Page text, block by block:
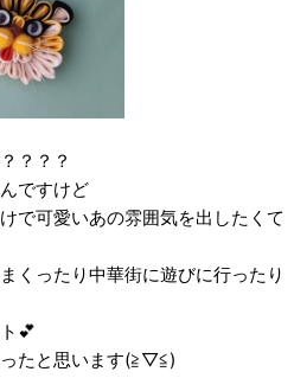
？？？
ですけど
で可愛いあの雰囲気を出したくて
くったり中華街に遊びに行ったり
💕
たと思います(≧▽≦)